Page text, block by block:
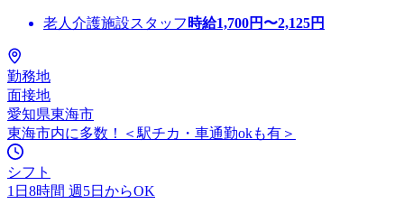
老人介護施設スタッフ 時給1,700円〜2,125円
勤務地
面接地
愛知県東海市
東海市内に多数！＜駅チカ・車通勤okも有＞
シフト
1日8時間 週5日からOK